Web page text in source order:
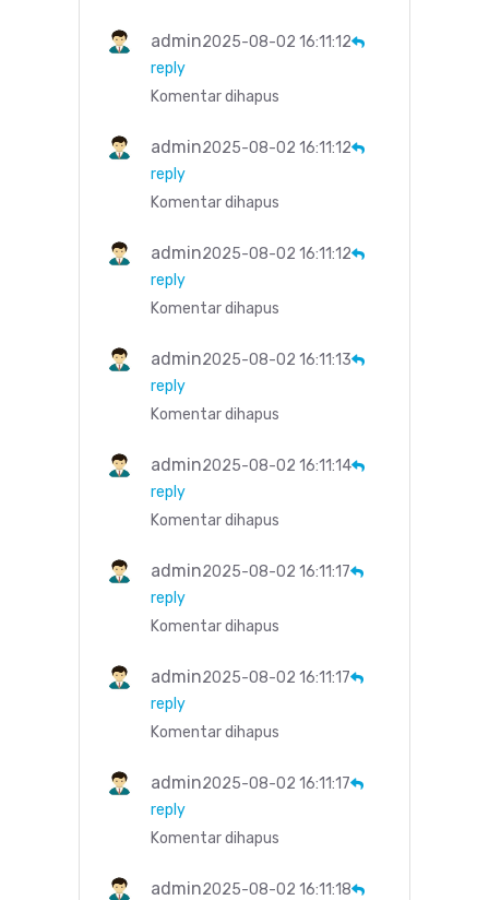
admin2025-08-02 16:11:12
reply
Komentar dihapus
admin2025-08-02 16:11:12
reply
Komentar dihapus
admin2025-08-02 16:11:12
reply
Komentar dihapus
admin2025-08-02 16:11:13
reply
Komentar dihapus
admin2025-08-02 16:11:14
reply
Komentar dihapus
admin2025-08-02 16:11:17
reply
Komentar dihapus
admin2025-08-02 16:11:17
reply
Komentar dihapus
admin2025-08-02 16:11:17
reply
Komentar dihapus
admin2025-08-02 16:11:18